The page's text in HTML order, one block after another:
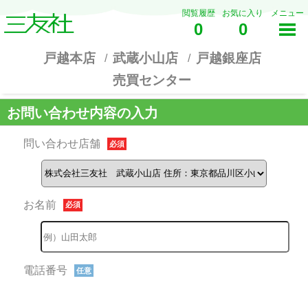
閲覧履歴
0
お気に入り
0
メニュー
戸越本店 武蔵小山店
戸越銀座店
売買センター
お問い合わせ内容の入力
問い合わせ店舗 必須
お名前 必須
電話番号 任意